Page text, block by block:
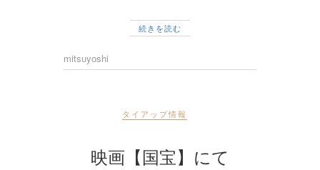
続きを読む
mitsuyoshi
タイアップ情報
映画【国宝】にて